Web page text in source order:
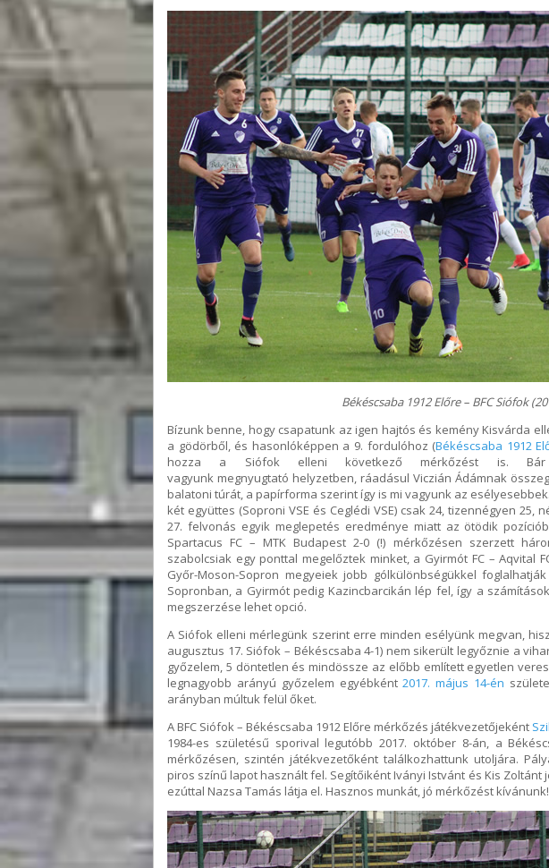
Békéscsaba 1912 Előre – BFC Siófok
Bízunk benne, hogy csapatunk az igen hajtós és kemény Kisvárda
a gödörből, és hasonlóképpen a 9. fordulóhoz (Békéscsaba 1912
hozza a Siófok elleni következő mérkőzést is.
vagyunk megnyugtató helyzetben, ráadásul Viczián Ádámnak
balatoni túrát, a papírforma szerint így is mi vagyunk az
két együttes (Soproni VSE és Ceglédi VSE) csak 24, tizennégyen
27. felvonás egyik meglepetés eredménye miatt az ötödik
Spartacus FC – MTK Budapest 2-0 (!) mérkőzésen szerzett
szabolcsiak egy ponttal megelőztek minket, a Gyirmót FC – Aqvital
Győr-Moson-Sopron megyeiek jobb gólkülönbségükkel
Sopronban, a Gyirmót pedig Kazincbarcikán lép fel, így a
megszerzése lehet opció.
A Siófok elleni mérlegünk szerint erre minden esélyünk megvan,
augusztus 17. Siófok – Békéscsaba 4-1) nem sikerült legyőznie a
győzelem, 5 döntetlen és mindössze az előbb említett egyetlen
legnagyobb arányú győzelem egyébként2017. május 14-én
arányban múltuk felül őket.
A BFC Siófok – Békéscsaba 1912 Előre mérkőzés játékvezetőjeként
1984-es születésű sporival legutóbb 2017. október 8-án, a
mérkőzésen, szintén játékvezetőként találkozhattunk utoljára.
piros színű lapot használt fel. Segítőiként Iványi Istvánt és Kis
ezúttal Nazsa Tamás látja el. Hasznos munkát, jó mérkőzést kívánunk!